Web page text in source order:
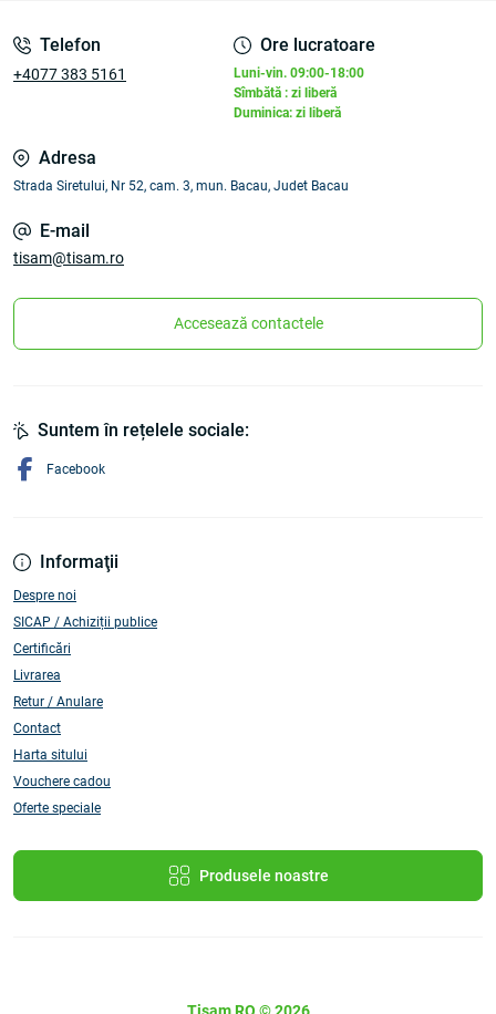
Telefon
+4077 383 5161
Ore lucratoare
Luni-vin. 09:00-18:00
Sîmbătă : zi liberă
Duminica: zi liberă
Adresa
Strada Siretului, Nr 52, cam. 3, mun. Bacau, Judet Bacau
E-mail
tisam@tisam.ro
Accesează contactele
Informaţii
Despre noi
SICAP / Achiziții publice
Certificări
Livrarea
Retur / Anulare
Contact
Harta sitului
Vouchere cadou
Oferte speciale
Produsele noastre
Suntem în rețelele sociale:
Facebook